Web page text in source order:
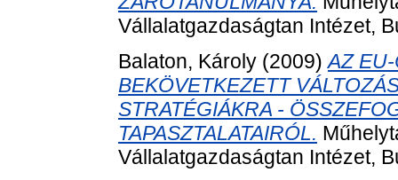
Vállalatgazdaságtan Intézet,
Balaton, Károly (2009)AZ
BEKÖVETKEZETT
STRATÉGIÁKRA -
TAPASZTALATAIRÓL.
Vállalatgazdaságtan Intézet,